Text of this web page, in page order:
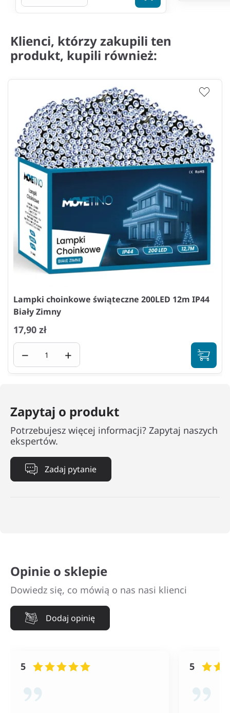
Klienci, którzy zakupili ten
produkt, kupili również:
Lampki choinkowe świąteczne 200LED 12m IP44
Biały Zimny
17,90 zł
− +
Zapytaj o produkt
Potrzebujesz więcej informacji? Zapytaj naszych
ekspertów.
Zadaj pytanie
Opinie o sklepie
Dowiedz się, co mówią o nas nasi klienci
Dodaj opinię
5 5